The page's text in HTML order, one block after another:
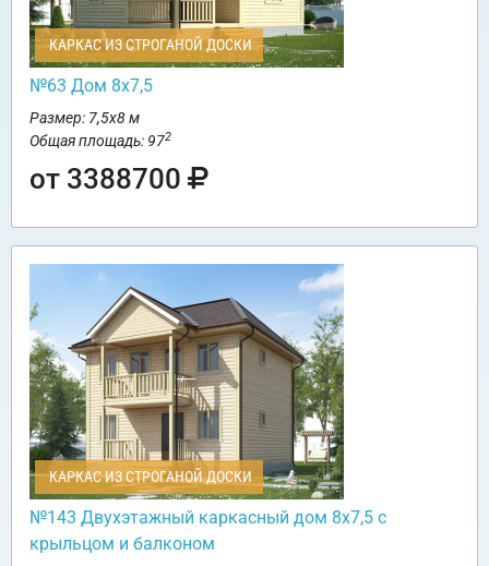
КАРКАС ИЗ СТРОГАНОЙ ДОСКИ
№63 Дом 8х7,5
Размер: 7,5х8 м
Общая площадь: 972
от 3388700
КАРКАС ИЗ СТРОГАНОЙ ДОСКИ
№143 Двухэтажный каркасный дом 8х7,5 с
крыльцом и балконом